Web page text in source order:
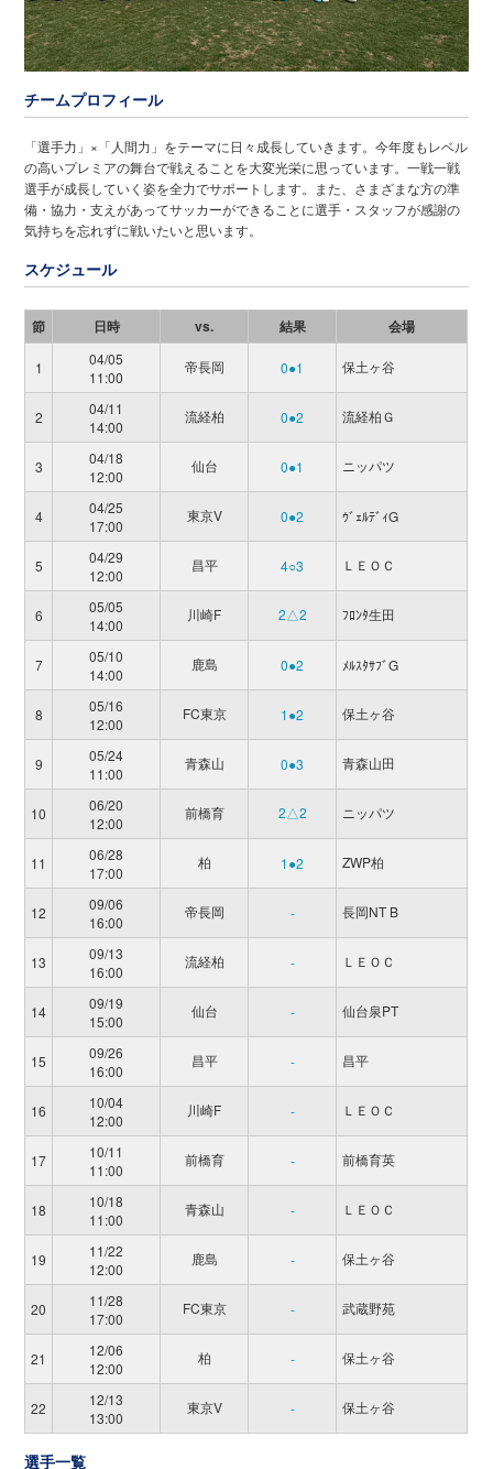
チームプロフィール
「選手力」×「人間力」をテーマに日々成長していきます。今年度もレベル
の高いプレミアの舞台で戦えることを大変光栄に思っています。一戦一戦
選手が成長していく姿を全力でサポートします。また、さまざまな方の準
備・協力・支えがあってサッカーができることに選手・スタッフが感謝の
気持ちを忘れずに戦いたいと思います。
スケジュール
節 日時 vs. 結果 会場
1
04/05
11:00
帝長岡 0●1 保土ヶ谷
2
04/11
14:00
流経柏 0●2 流経柏Ｇ
3
04/18
12:00
仙台 0●1 ニッパツ
4
04/25
17:00
東京V 0●2 ｳﾞｪﾙﾃﾞｨG
5
04/29
12:00
昌平 4○3 ＬＥＯＣ
6
05/05
14:00
川崎F 2△2 ﾌﾛﾝﾀ生田
7
05/10
14:00
鹿島 0●2 ﾒﾙｽﾀｻﾌﾞG
8
05/16
12:00
FC東京 1●2 保土ヶ谷
9
05/24
11:00
青森山 0●3 青森山田
10
06/20
12:00
前橋育 2△2 ニッパツ
11
06/28
17:00
柏 1●2 ZWP柏
12
09/06
16:00
帝長岡 - 長岡NT B
13
09/13
16:00
流経柏 - ＬＥＯＣ
14
09/19
15:00
仙台 - 仙台泉PT
15
09/26
16:00
昌平 - 昌平
16
10/04
12:00
川崎F - ＬＥＯＣ
17
10/11
11:00
前橋育 - 前橋育英
18
10/18
11:00
青森山 - ＬＥＯＣ
19
11/22
12:00
鹿島 - 保土ヶ谷
20
11/28
17:00
FC東京 - 武蔵野苑
21
12/06
12:00
柏 - 保土ヶ谷
22
12/13
13:00
東京V - 保土ヶ谷
選手一覧